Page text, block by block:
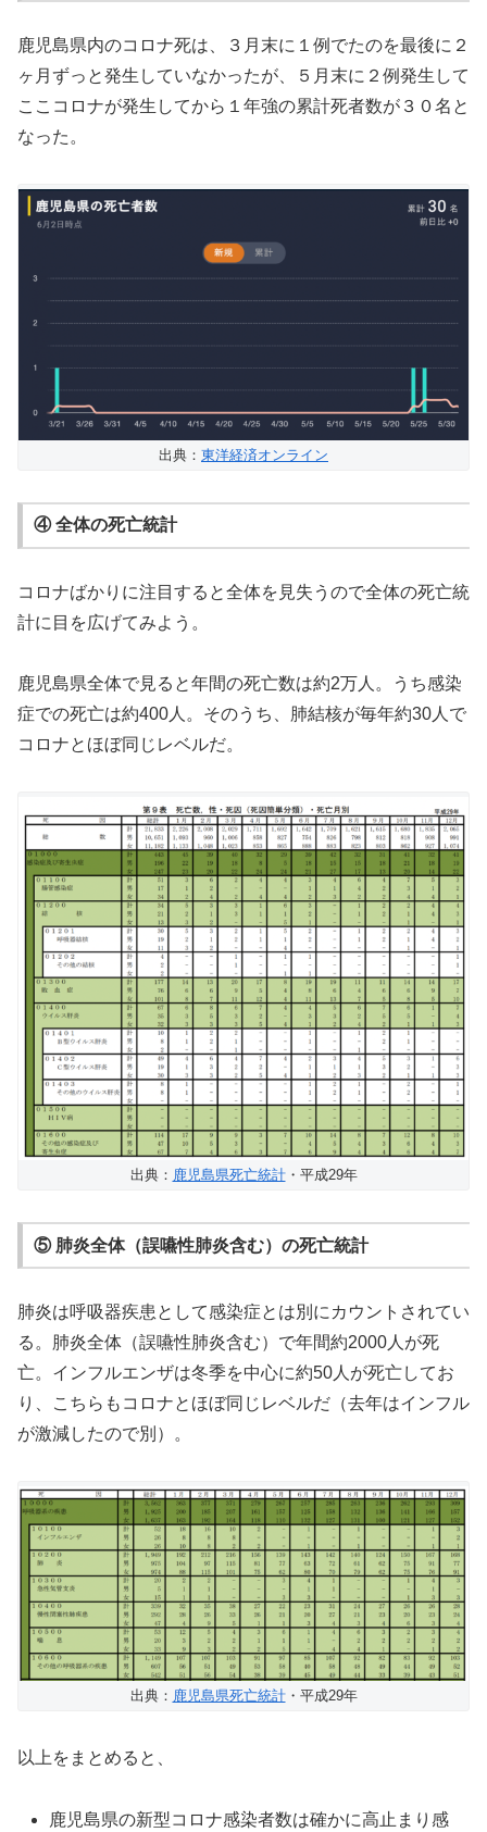
鹿児島県内のコロナ死は、３月末に１例でたのを最後に２
ヶ月ずっと発生していなかったが、５月末に２例発生して
ここコロナが発生してから１年強の累計死者数が３０名と
なった。
出典： 東洋経済オンライン
④ 全体の死亡統計
コロナばかりに注目すると全体を見失うので全体の死亡統
計に目を広げてみよう。
鹿児島県全体で見ると年間の死亡数は約2万人。うち感染
症での死亡は約400人。そのうち、肺結核が毎年約30人で
コロナとほぼ同じレベルだ。
出典： 鹿児島県死亡統計・平成29年
⑤ 肺炎全体（誤嚥性肺炎含む）の死亡統計
肺炎は呼吸器疾患として感染症とは別にカウントされてい
る。肺炎全体（誤嚥性肺炎含む）で年間約2000人が死
亡。インフルエンザは冬季を中心に約50人が死亡してお
り、こちらもコロナとほぼ同じレベルだ（去年はインフル
が激減したので別）。
出典： 鹿児島県死亡統計・平成29年
以上をまとめると、
鹿児島県の新型コロナ感染者数は確かに高止まり感